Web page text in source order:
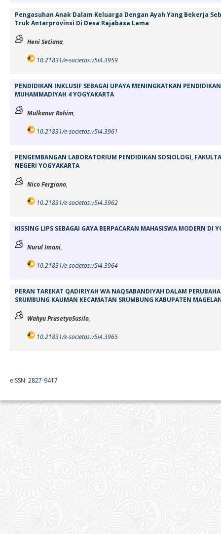
Pengasuhan Anak Dalam Keluarga Dengan Ayah Yang Bekerja
Truk Antarprovinsi Di Desa Rajabasa Lama
Heni Setiana,
10.21831/e-societas.v5i4.3959
PENDIDIKAN INKLUSIF SEBAGAI UPAYA MENINGKATKAN
MUHAMMADIYAH 4 YOGYAKARTA
Mulkanur Rohim,
10.21831/e-societas.v5i4.3961
PENGEMBANGAN LABORATORIUM PENDIDIKAN SOSIOLOGI,
NEGERI YOGYAKARTA
Nico Fergiono,
10.21831/e-societas.v5i4.3962
KISSING LIPS SEBAGAI GAYA BERPACARAN MAHASISWA MODERN DI
Nurul Imani,
10.21831/e-societas.v5i4.3964
PERAN TAREKAT QADIRIYAH WA NAQSABANDIYAH DALAM
SRUMBUNG KAUMAN KECAMATAN SRUMBUNG KABUPATEN
Wahyu PrasetyoSusilo,
10.21831/e-societas.v5i4.3965
eISSN: 2827-9417